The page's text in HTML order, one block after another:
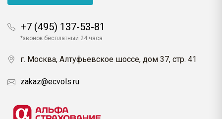
+7 (495) 137-53-81
*звонок бесплатный 24 часа
г. Москва, Алтуфьевское шоссе, дом 37, стр. 41
zakaz@ecvols.ru